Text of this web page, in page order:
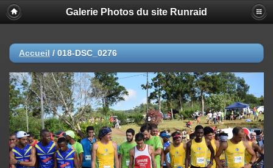
Galerie Photos du site Runraid
Accueil / 018-DSC_0276